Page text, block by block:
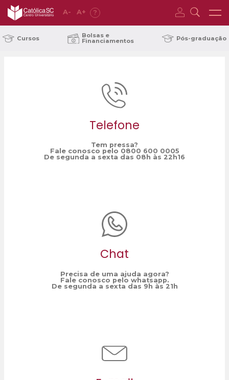
A- A+ ?
Cursos Bolsas e
Financiamentos Pós-graduação
Telefone
Tem pressa?
Fale conosco pelo 0800 600 0005
De segunda a sexta das 08h às 22h16
Chat
Precisa de uma ajuda agora?
Fale conosco pelo whatsapp.
De segunda a sexta das 9h às 21h